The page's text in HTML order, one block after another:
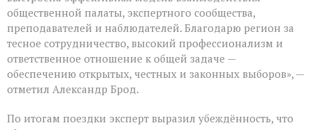
общественной палаты, экспертного сообщества,
преподавателей и наблюдателей. Благодарю регион за
тесное сотрудничество, высокий профессионализм и
ответственное отношение к общей задаче —
обеспечению открытых, честных и законных выборов», —
отметил Александр Брод.
По итогам поездки эксперт выразил убеждённость, что